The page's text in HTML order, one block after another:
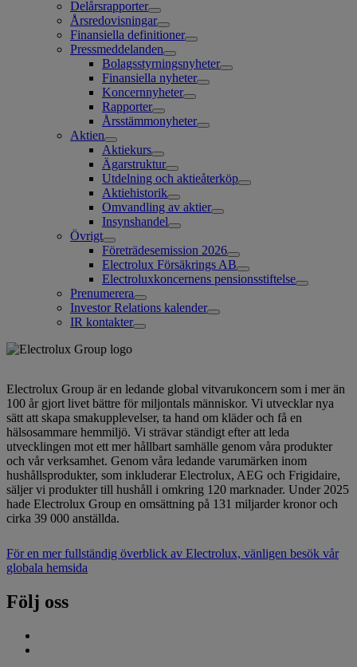
Delårsrapporter
Årsredovisningar
Finansiella definitioner
Pressmeddelanden
Bolagsstyrningsnyheter
Finansiella nyheter
Koncernnyheter
Rapporter
Årsstämmonyheter
Aktien
Aktiekurs
Ägarstruktur
Utdelning och aktieåterköp
Aktiehistorik
Omvandling av aktier
Insynshandel
Övrigt
Företrädesemission 2026
Electrolux Försäkrings AB
Electroluxkoncernens pensionsstiftelse
Prenumerera
Investor Relations kalender
IR kontakter
Electrolux Group är en ledande global vitvarukoncern som i mer än
100 år gjort livet bättre för miljontals människor. Vi utvecklar nya
sätt att skapa smakupplevelser, ta hand om kläder och få en
hälsosammare hemmiljö. Vi strävar ständigt efter att leda
utvecklingen mot ett mer hållbart samhälle genom våra produkter
och vår verksamhet. Genom våra ledande varumärken inom
hushållsprodukter, som inkluderar Electrolux, AEG och Frigidaire,
säljer vi produkter till hushåll i omkring 120 marknader. Under 2025
hade Electrolux Group en omsättning på 131 miljarder kronor och
cirka 39 000 anställda.
För en mer fullständig överblick av Electrolux, vänligen besök vår
globala hemsida
Följ oss